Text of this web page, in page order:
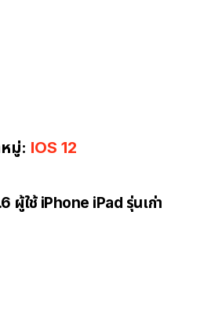
มู่: IOS 12
ผู้ใช้ iPhone iPad รุ่นเก่า